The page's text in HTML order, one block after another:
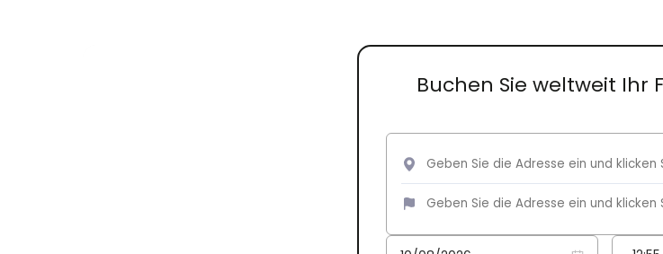
Buchen Sie weltweit Ihr